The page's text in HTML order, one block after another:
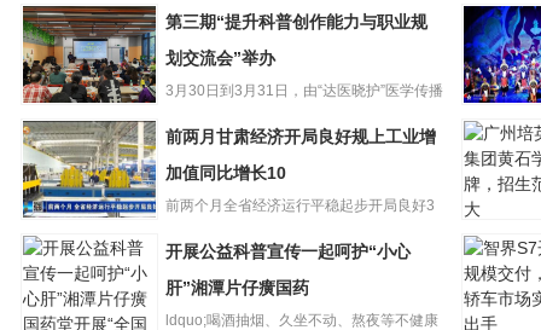
第三期“提升科普
创作能力与职业
规划交流会”举办
第三期“提升科普创作能力与职业规
划交流会”举办
3月30日到3月31日，由“达医晓护”医学传播
再听折子
肃省13个
选国家级
前两月甘肃经济
开局良好规上工
业增加值同比增
长10
前两月甘肃经济开局良好规上工业增
加值同比增长10
前两个月全省经济运行平稳起步开局良好3
广州培英
团黄石学
牌，招生
大
开展公益科普宣传一起呵护“小心
肝”湘潭片仔癀国药
ldquo;喝酒抽烟、久坐不动、熬夜等不健康